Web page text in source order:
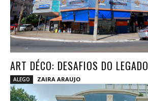
ART DÉCO: DESAFIOS DO LEGADO
ALEGO ZAIRA ARAUJO